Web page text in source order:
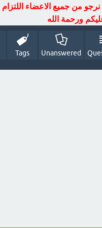
من جميع الاعضاء
ورحمة الله
Unanswered
Tags